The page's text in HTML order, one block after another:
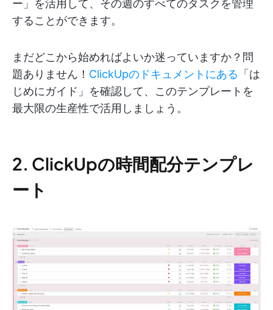
ー」を活用して、その週のすべてのタスクを管理
することができます。
まだどこから始めればよいか迷っていますか？問
題ありません！ ClickUpのドキュメントにある 「は
じめにガイド」を確認して、このテンプレートを
最大限の生産性で活用しましょう。
2. ClickUpの時間配分テンプレ
ート